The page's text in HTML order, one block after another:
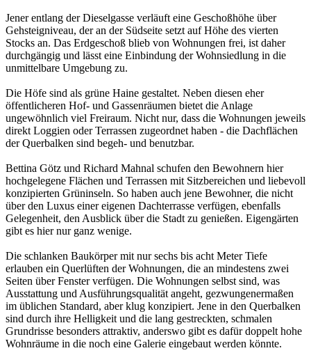
Jener entlang der Dieselgasse verläuft eine Geschoßhöhe über
Gehsteigniveau, der an der Südseite setzt auf Höhe des vierten
Stocks an. Das Erdgeschoß blieb von Wohnungen frei, ist daher
durchgängig und lässt eine Einbindung der Wohnsiedlung in die
unmittelbare Umgebung zu.
Die Höfe sind als grüne Haine gestaltet. Neben diesen eher
öffentlicheren Hof- und Gassenräumen bietet die Anlage
ungewöhnlich viel Freiraum. Nicht nur, dass die Wohnungen jeweils
direkt Loggien oder Terrassen zugeordnet haben - die Dachflächen
der Querbalken sind begeh- und benutzbar.
Bettina Götz und Richard Mahnal schufen den Bewohnern hier
hochgelegene Flächen und Terrassen mit Sitzbereichen und liebevoll
konzipierten Grüninseln. So haben auch jene Bewohner, die nicht
über den Luxus einer eigenen Dachterrasse verfügen, ebenfalls
Gelegenheit, den Ausblick über die Stadt zu genießen. Eigengärten
gibt es hier nur ganz wenige.
Die schlanken Baukörper mit nur sechs bis acht Meter Tiefe
erlauben ein Querlüften der Wohnungen, die an mindestens zwei
Seiten über Fenster verfügen. Die Wohnungen selbst sind, was
Ausstattung und Ausführungsqualität angeht, gezwungenermaßen
im üblichen Standard, aber klug konzipiert. Jene in den Querbalken
sind durch ihre Helligkeit und die lang gestreckten, schmalen
Grundrisse besonders attraktiv, anderswo gibt es dafür doppelt hohe
Wohnräume in die noch eine Galerie eingebaut werden könnte.